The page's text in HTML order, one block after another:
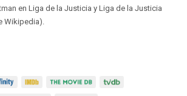
en Liga de la Justicia y Liga de la Justicia
Wikipedia).